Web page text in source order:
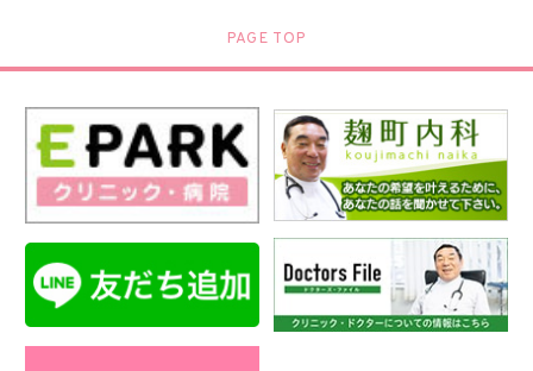
PAGE TOP